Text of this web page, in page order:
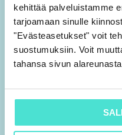
kehittää palveluistamme
tarjoamaan sinulle
"Evästeasetukset" voit
suostumuksiin. Voit
tahansa sivun
L
i
n
k
d
n
T
h
r
e
d
Hyvä tietää koulutuksista
Tietosuojaseloste